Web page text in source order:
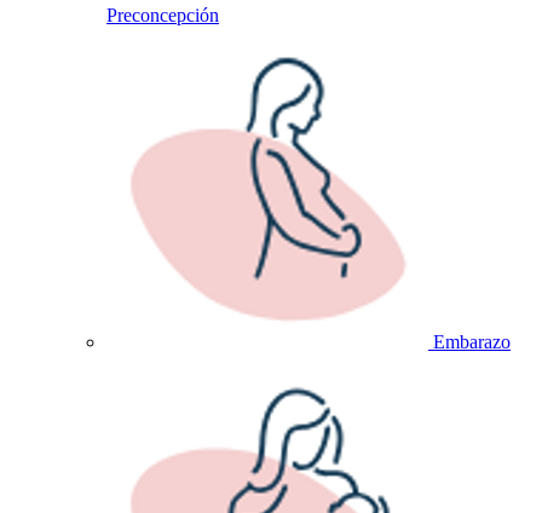
Preconcepción
Embarazo